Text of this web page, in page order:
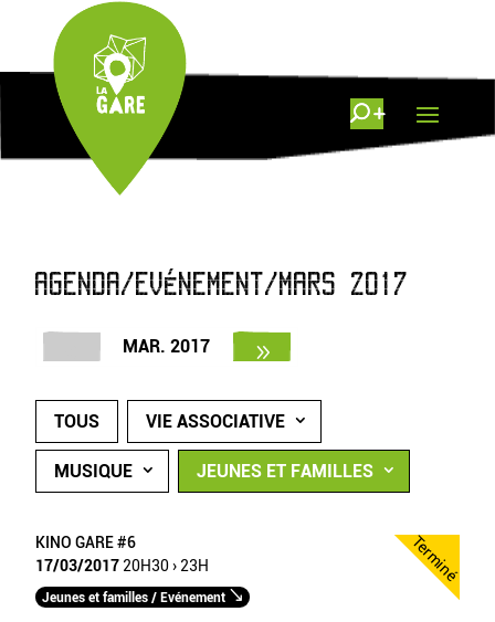
AGENDA/EVÉNEMENT/MARS 2017
MAR. 2017
TOUS VIE ASSOCIATIVE
MUSIQUE JEUNES ET FAMILLES
Terminé
KINO GARE #6
17/03/2017 20H30 › 23H
Jeunes et familles / Evénement